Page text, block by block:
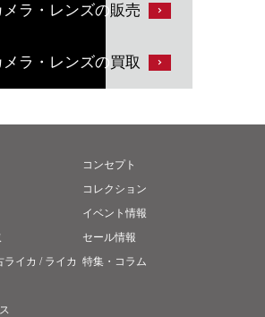
メラ・レンズの販売
メラ・レンズの買取
ライカ / ライカ
コンセプト
コレクション
イベント情報
セール情報
特集・コラム